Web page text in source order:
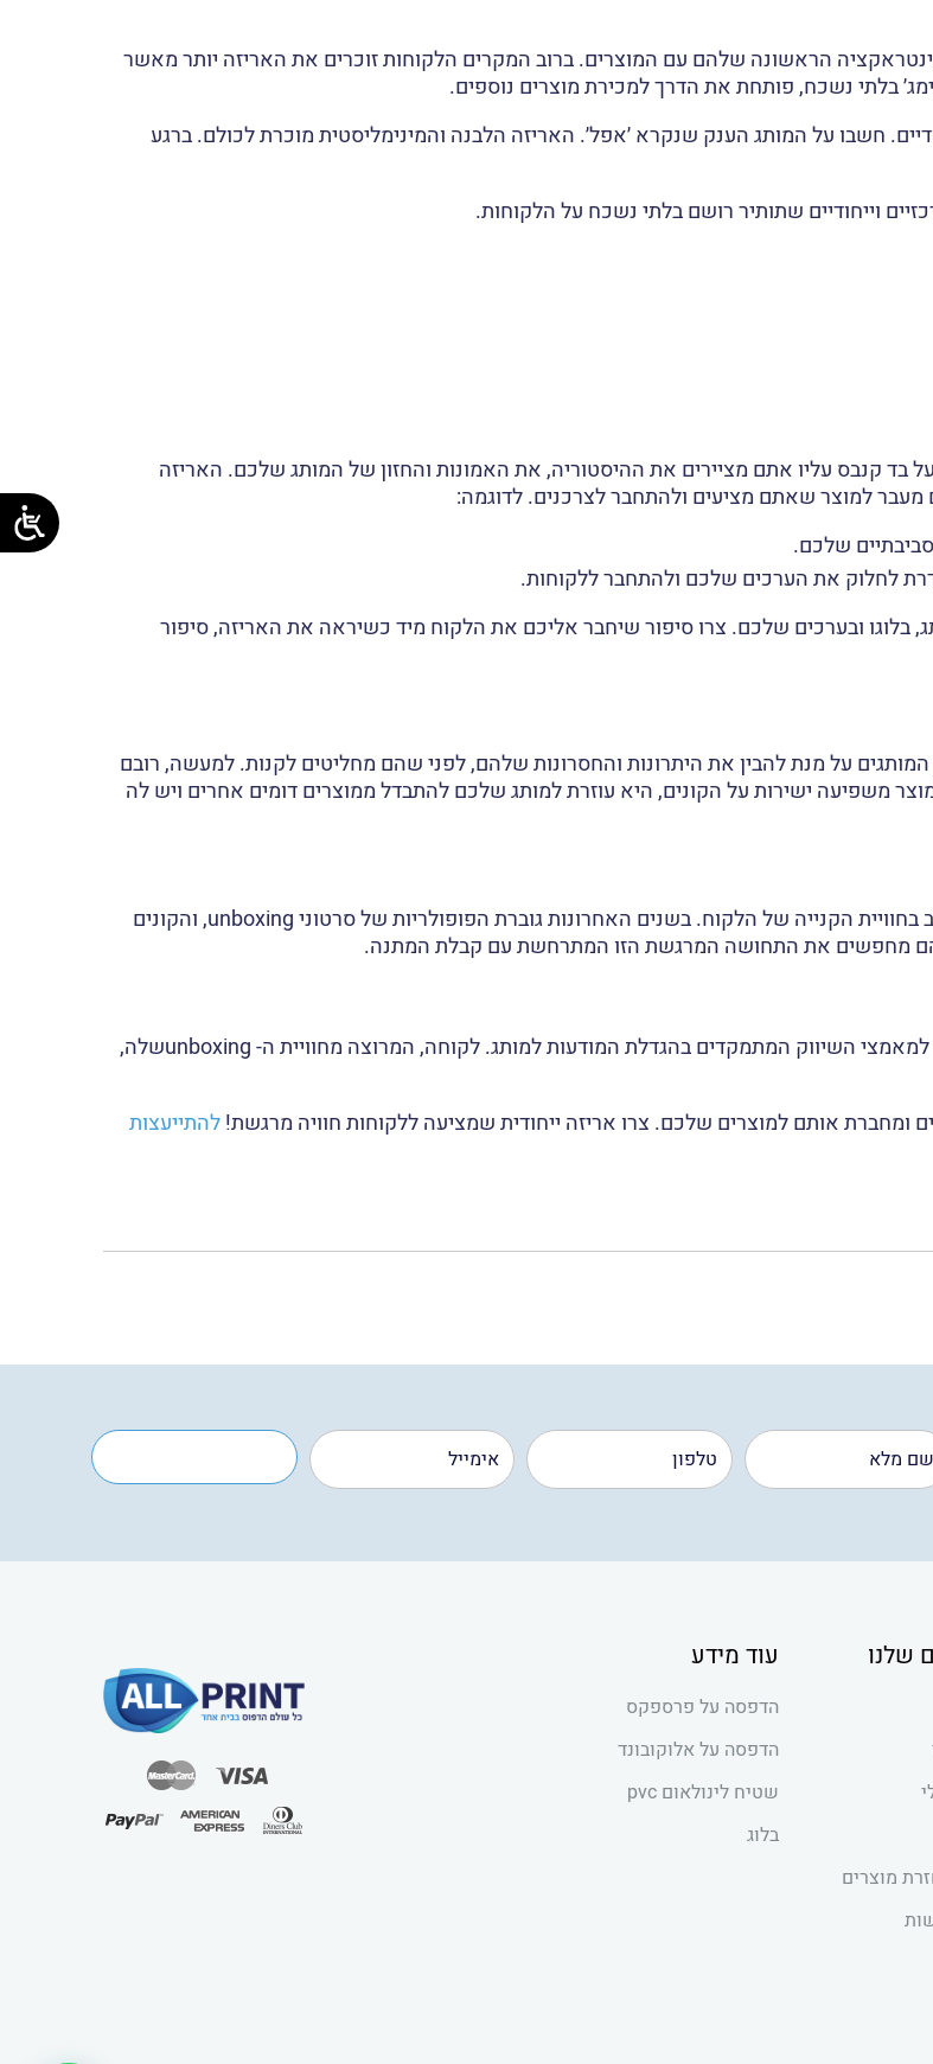
הראשונה שלהם עם המוצרים. ברוב המקרים הלקוחות זוכרים את האריזה יותר מאשר
בלתי נשכח, פותחת את הדרך למכירת מוצרים נוספים.
חשבו על המותג הענק שנקרא ׳אפל׳. האריזה הלבנה והמינימליסטית מוכרת לכולם. ברגע
וייחודיים שתותיר רושם בלתי נשכח על הלקוחות.
בד קנבס עליו אתם מציירים את ההיסטוריה, את האמונות והחזון של המותג שלכם. האריזה
מעבר למוצר שאתם מציעים ולהתחבר לצרכנים. לדוגמה:
שלכם.
לחלוק את הערכים שלכם ולהתחבר ללקוחות.
ובערכים שלכם. צרו סיפור שיחבר אליכם את הלקוח מיד כשיראה את האריזה, סיפור
על מנת להבין את היתרונות והחסרונות שלהם, לפני שהם מחליטים לקנות. למעשה, רובם
משפיעה ישירות על הקונים, היא עוזרת למותג שלכם להתבדל ממוצרים דומים אחרים ויש לה
פתיחת האריזה (שנקראת בעולם השיווק unboxing) היא גורם חשוב בחוויית הקנייה של הלקוח. בשנים האחרונות גוברת הפופולריות של סרטוני unboxing, והקונים
יצירת אריזה המספקת חווית unboxing בלתי נשכחת, חשובה מאוד למאמצי השיווק המתמקדים בהגדלת המודעות למותג. לקוחה, המרוצה מחוויית ה- unboxingשלה,
להתייעצות
שלנו
מוצרים
עוד מידע
הדפסה על פרספקס
הדפסה על אלוקובונד
שטיח לינולאום pvc
בלוג